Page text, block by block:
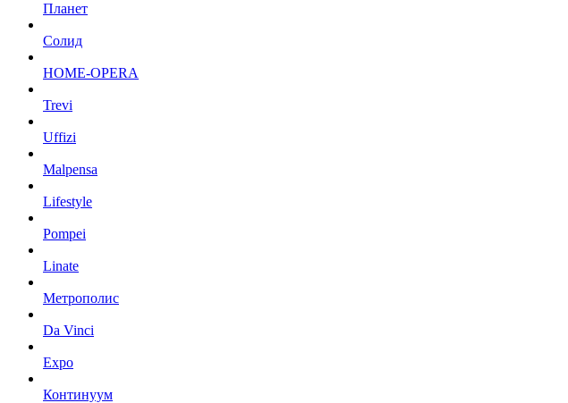
Планет
Солид
HOME-OPERA
Trevi
Uffizi
Malpensa
Lifestyle
Pompei
Linate
Метрополис
Da Vinci
Expo
Континуум